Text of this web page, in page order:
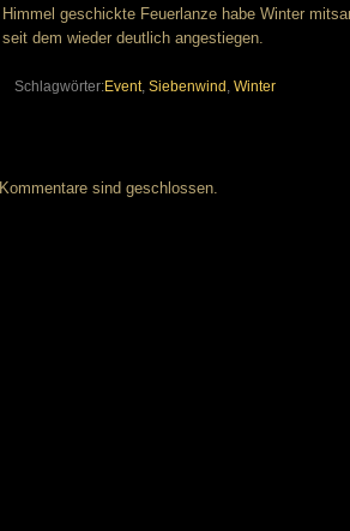
Himmel geschickte Feuerlanze habe Winter
seit dem wieder deutlich angestiegen.
Schlagwörter:Event, Siebenwind , Winter
Kommentare sind geschlossen.